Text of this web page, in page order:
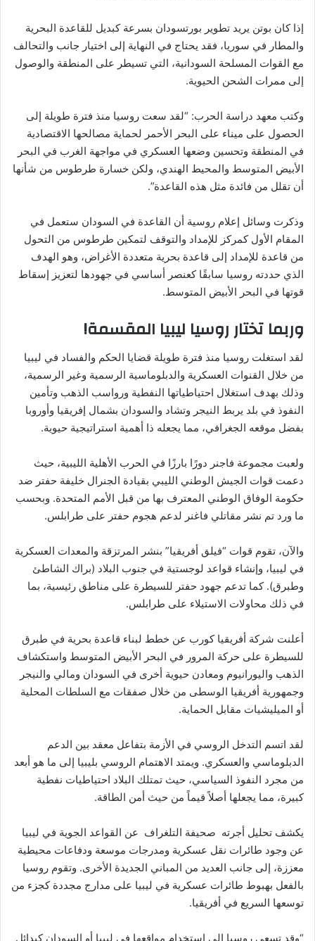
إذا كان بوتن يريد تطوير بورتسودان بسرعة كبديل للقاعدة البحرية
والمطار في سوريا، فقد يحتاج في النهاية إلى اختيار جانب والتحالف
مع القوات المسلحة السودانية، التي تسيطر على المنطقة والوصول
إلى ممرات الشحن الحيوية.
وكتب معهد دراسة الحرب: “لقد سعت روسيا منذ فترة طويلة إلى
الحصول على ميناء على البحر الأحمر لحماية مصالحها الاقتصادية
في المنطقة وتحسين وضعها العسكري في مواجهة الغرب في البحر
الأبيض المتوسط ​​والمحيط الهندي، ولكن خسارة طرطوس من شأنها
أن تقلل من فائدة مثل هذه القاعدة”.
وذكرت وسائل إعلام روسية أن القاعدة في السودان ستعمل في
المقام الأول كمركز للإمداد والتوقف لتمكين طرطوس من التحول
من قاعدة للإمداد إلى قاعدة بحرية متعددة الأغراض، وهو الهدف
الذي حددته روسيا سابقًا كعنصر أساسي في جهودها لتعزيز إسقاط
قوتها في البحر الأبيض المتوسط.
وربما تختار روسيا ليبيا المقسمة!
لقد استغلت روسيا منذ فترة طويلة قضايا الحكم والفساد في ليبيا
من خلال القنوات العسكرية والدبلوماسية الرسمية وغير الرسمية،
وذلك بهدف استغلال احتياطياتها النفطية ورواسب الذهب وتأمين
النفوذ في بلد يربط النيجر وتشاد والسودان بشمال إفريقيا وأوروبا
بفضل موقعه الجغرافي، مما يجعله ذا أهمية استراتيجية حيوية.
ولعبت مجموعة فاجنر دورًا بارزًا في الحرب الأهلية الليبية، حيث
دعمت قوات الجيش الوطني الليبي بقيادة الجنرال خليفة حفتر ضد
حكومة الوفاق الوطني المعترف بها من قبل الأمم المتحدة. وبحسب
ما ورد تم نشر مقاتلي فاغنر لدعم هجوم حفتر على طرابلس.
والآن، تقوم قوات “فيلق أفريقيا” بنشر المرتزقة والمعدات العسكرية
في ليبيا، وإنشاء قواعد لوجستية في جنوب البلاد (براك الشاطئ
وطبرق). كما تدعم جهود حفتر للسيطرة على مناطق رئيسية، بما
في ذلك محاولات الاستيلاء على طرابلس.
أعلنت شركة أفريقيا كورب عن خطط لبناء قاعدة بحرية في طبرق
للسيطرة على حركة المرور في البحر الأبيض المتوسط ​​واستكشاف
الذهب واليورانيوم ومعادن حيوية أخرى في السودان ومالي والنيجر
وجمهورية أفريقيا الوسطى من خلال صفقات مع السلطات المحلية
أو الميليشيات مقابل الحماية.
لقد اتسم التدخل الروسي في الأزمة بتفاعل معقد بين الدعم
الدبلوماسي والعسكري. ويمتد الاهتمام الروسي بليبيا إلى ما هو أبعد
من مجرد النفوذ السياسي، حيث تمتلك البلاد احتياطيات نفطية
كبيرة، مما يجعلها أصلاً قيماً من حيث أمن الطاقة.
يكشف تحليل أجرته صحيفة التلغراف عن القواعد الجوية في ليبيا
عن وجود طائرات نقل عسكرية ومدرجات موسعة ودفاعات محيطية
معززة، إلى جانب العديد من المباني الجديدة الأخرى. وتقوم روسيا
بالفعل بهبوط طائرات عسكرية في ليبيا على مدارج مجددة كجزء من
توسعها السريع في أفريقيا.
“وقد تسعى روسيا إلى استخدام مواقعها في ليبيا أو السودان كبدائل